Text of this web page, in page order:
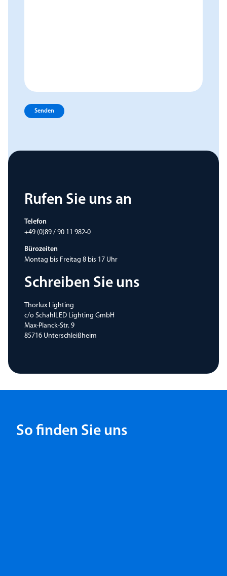
Senden
Rufen Sie uns an
Telefon
+49 (0)89 / 90 11 982-0
Bürozeiten
Montag bis Freitag 8 bis 17 Uhr
Schreiben Sie uns
Thorlux Lighting
c/o SchahlLED Lighting GmbH
Max-Planck-Str. 9
85716 Unterschleißheim
So finden Sie uns